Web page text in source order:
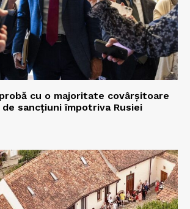
cu o majoritate covârșitoare
sancțiuni împotriva Rusiei